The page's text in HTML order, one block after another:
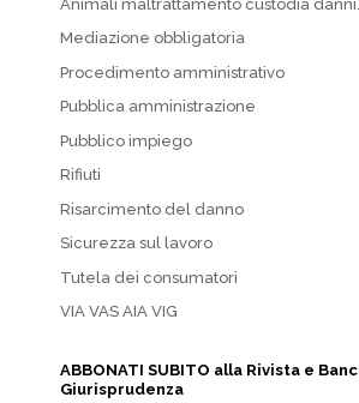
Animali maltrattamento custodia danni…
Mediazione obbligatoria
Procedimento amministrativo
Pubblica amministrazione
Pubblico impiego
Rifiuti
Risarcimento del danno
Sicurezza sul lavoro
Tutela dei consumatori
VIA VAS AIA VIG
ABBONATI SUBITO alla Rivista e
Giurisprudenza